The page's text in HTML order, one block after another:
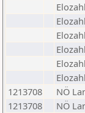
1213708
NÖ
1213708
NÖ